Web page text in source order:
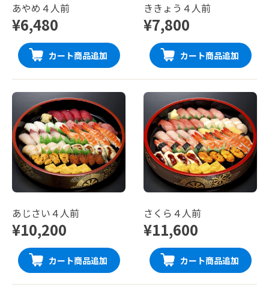
あやめ４人前
¥6,480
カート商品追加
ききょう４人前
¥7,800
カート商品追加
あじさい４人前
¥10,200
カート商品追加
さくら４人前
¥11,600
カート商品追加